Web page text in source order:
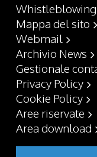
Whistleblowing
Mappa del sito
Webmail
Archivio News
Gestionale
Privacy Policy
Cookie Policy
Aree riservate
Area download